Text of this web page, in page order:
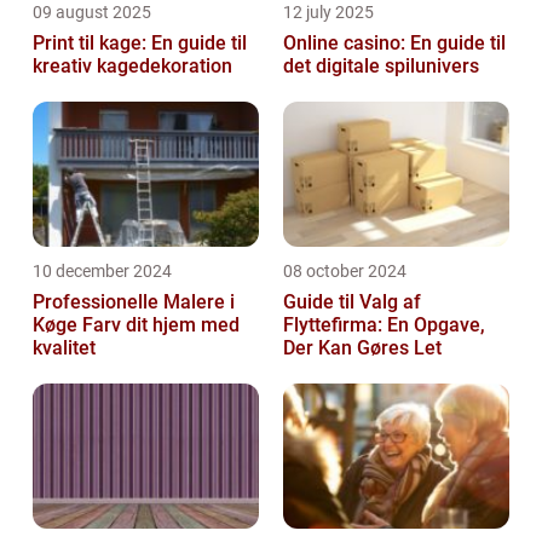
09 august 2025
Print til kage: En guide til
kreativ kagedekoration
12 july 2025
Online casino: En guide til
det digitale spilunivers
10 december 2024
Professionelle Malere i
Køge Farv dit hjem med
kvalitet
08 october 2024
Guide til Valg af
Flyttefirma: En Opgave,
Der Kan Gøres Let